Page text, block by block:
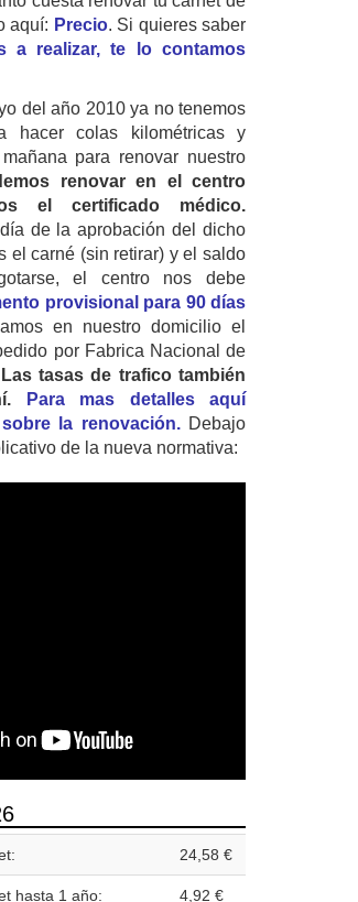
aquí: Precio. Si quieres saber
a realizar, te lo contamos
del año 2010 ya no tenemos
colas kilométricas y
para renovar nuestro
renovar en el centro
el certificado médico.
de la aprobación del dicho
el carné (sin retirar) y el saldo
el centro nos debe
provisional para 90 días
en nuestro domicilio el
por Fabrica Nacional de
Las tasas de trafico también
Para mas detalles aquí
la renovación.Debajo
de la nueva normativa:
24,58 €
hasta 1 año: 4,92 €